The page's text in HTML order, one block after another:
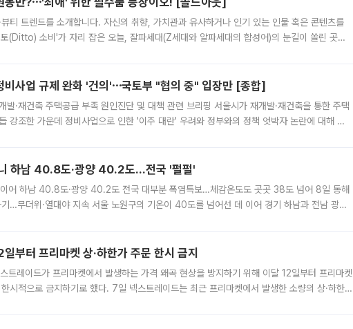
티 트렌드를 소개합니다. 자신의 취향, 가치관과 유사하거나 인기 있는 인물 혹은 콘텐츠를
(Ditto) 소비'가 자리 잡은 오늘, 잘파세대(Z세대와 알파세대의 합성어)의 눈길이 쏠린 곳은
비사업 규제 완화 '건의'⋯국토부 "협의 중" 입장만 [종합]
발·재건축 주택공급 부족 원인진단 및 대책 관련 브리핑 서울시가 재개발·재건축을 통한 주택
강조한 가운데 정비사업으로 인한 '이주 대란' 우려와 정부와의 정책 엇박자 논란에 대해 정
하남 40.8도·광양 40.2도…전국 '펄펄'
어 하남 40.8도·광양 40.2도 전국 대부분 폭염특보…체감온도도 곳곳 38도 넘어 8일 동해
기…무더위·열대야 지속 서울 노원구의 기온이 40도를 넘어선 데 이어 경기 하남과 전남 광양
부터 프리마켓 상·하한가 주문 한시 금지
트레이드가 프리마켓에서 발생하는 가격 왜곡 현상을 방지하기 위해 이달 12일부터 프리마켓
시적으로 금지하기로 했다. 7일 넥스트레이드는 최근 프리마켓에서 발생한 소량의 상·하한